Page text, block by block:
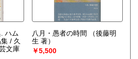
ハム
/ 久
文庫
八月・愚者の時間
（後藤明
生 著）
￥5,500